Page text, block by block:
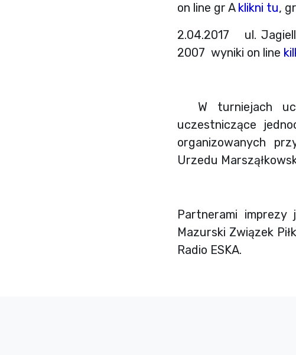
on line gr A klikni tu,
2.04.2017 ul.
2007 wyniki on line
W turniejach
uczestniczące
organizowanych
Urzedu
Partnerami imprezy
Mazurski Związek
Radio ESKA.